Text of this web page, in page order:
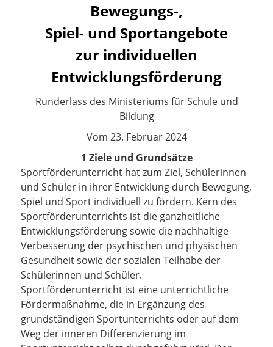
Bewegungs-,
Spiel- und Sportangebote
zur individuellen
Entwicklungsförderung
Runderlass des Ministeriums für Schule und
Bildung
Vom 23. Februar 2024
1 Ziele und Grundsätze
Sportförderunterricht hat zum Ziel, Schülerinnen
und Schüler in ihrer Entwicklung durch Bewegung,
Spiel und Sport individuell zu fördern. Kern des
Sportförderunterrichts ist die ganzheitliche
Entwicklungsförderung sowie die nachhaltige
Verbesserung der psychischen und physischen
Gesundheit sowie der sozialen Teilhabe der
Schülerinnen und Schüler.
Sportförderunterricht ist eine unterrichtliche
Fördermaßnahme, die in Ergänzung des
grundständigen Sportunterrichts oder auf dem
Weg der inneren Differenzierung im